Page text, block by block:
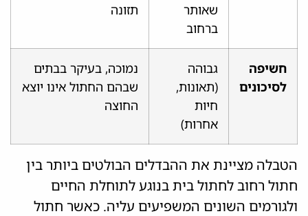
שאותר
ברחוב
תזונה
חשיפה
לסיכונים
גבוהה
(תאונות,
חיות
אחרות)
נמוכה, בעיקר בבתים
שבהם החתול אינו יוצא
החוצה
הטבלה מציינת את ההבדלים הבולטים ביותר בין
חתול רחוב לחתול בית בנוגע לתוחלת החיים
ולגורמים השונים המשפיעים עליה. כאשר חתול